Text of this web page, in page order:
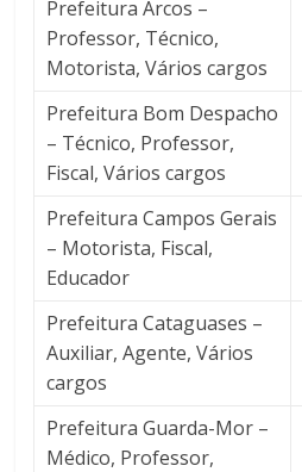
Prefeitura Arcos –
Professor, Técnico,
Motorista, Vários cargos
Prefeitura Bom Despacho
– Técnico, Professor,
Fiscal, Vários cargos
Prefeitura Campos Gerais
– Motorista, Fiscal,
Educador
Prefeitura Cataguases –
Auxiliar, Agente, Vários
cargos
Prefeitura Guarda-Mor –
Médico, Professor,